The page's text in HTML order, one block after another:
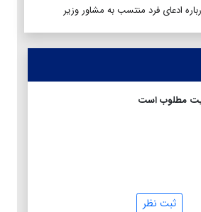
ادعای فرد منتسب به مشاور وزیر
مطلوب است
ثبت نظر